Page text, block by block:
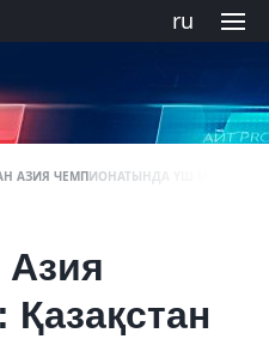
ru
АЗИЯ ЧЕМПИОНАТЫНДА ҮШ МЕДАЛЬ
Азия